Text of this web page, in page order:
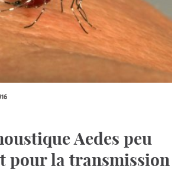
Aedes peu
pour la transmission